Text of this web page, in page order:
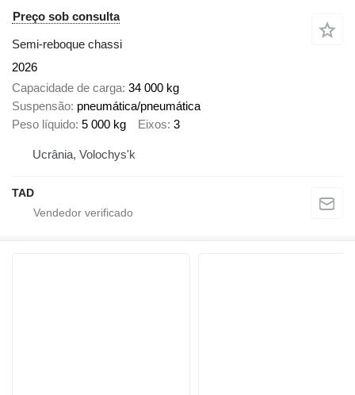
Preço sob consulta
Semi-reboque chassi
2026
Capacidade de carga 34 000 kg
Suspensão pneumática/pneumática
Peso líquido 5 000 kg Eixos 3
Ucrânia, Volochys'k
TAD